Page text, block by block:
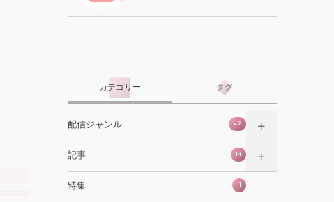
カテゴリー タグ
配信ジャンル 42
記事 14
特集 11